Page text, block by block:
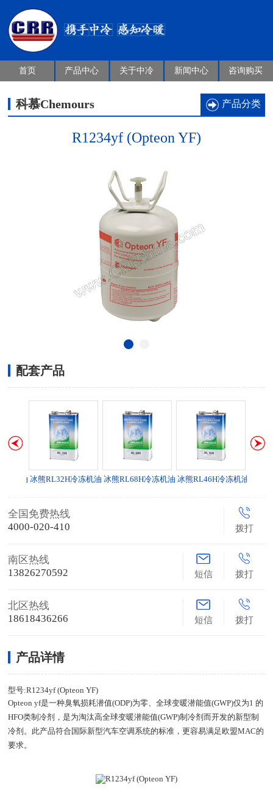
首页 产品中心 关于中冷 新闻中心 咨询购买
科慕Chemours 产品分类
R1234yf (Opteon YF)
配套产品
冻机油 冰熊RL32H冷冻机油 冰熊RL68H冷冻机油 冰熊RL46H冷冻机油
全国免费热线
4000-020-410
拨打
南区热线
13826270592
短信 拨打
北区热线
18618436266
短信 拨打
产品详情
型号:R1234yf (Opteon YF)
Opteon yf是一种臭氧损耗潜值(ODP)为零、全球变暖潜能值(GWP)仅为1 的
HFO类制冷剂，是为淘汰高全球变暖潜能值(GWP)制冷剂而开发的新型制
冷剂。此产品符合国际新型汽车空调系统的标准，更容易满足欧盟MAC的
要求。